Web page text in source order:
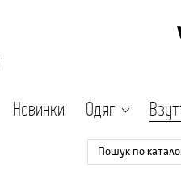
Новинки Одяг
Пошук по